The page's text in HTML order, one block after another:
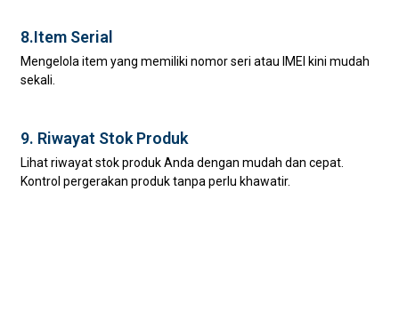
8.Item Serial
Mengelola item yang memiliki nomor seri atau IMEI kini mudah
sekali.
9. Riwayat Stok Produk
Lihat riwayat stok produk Anda dengan mudah dan cepat.
Kontrol pergerakan produk tanpa perlu khawatir.